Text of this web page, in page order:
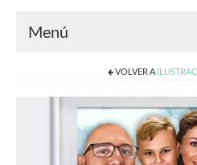
Menú
Charo Villar
Arte & Diseño
Arte para decorar
VOLVER A